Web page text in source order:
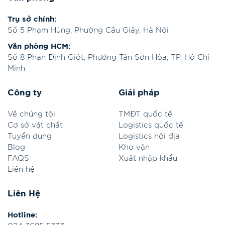
Trụ sở chính:
Số 5 Phạm Hùng, Phường Cầu Giấy, Hà Nội
Văn phòng HCM:
Số 8 Phan Đình Giót, Phường Tân Sơn Hòa, TP. Hồ Chí
Minh
Liên Hệ
Hotline:
Công ty
Về chúng tôi
Cơ sở vật chất
Tuyển dụng
Blog
FAQS
Liên hệ
Giải pháp
TMĐT quốc tế
Logistics quốc tế
Logistics nội địa
Kho vận
Xuất nhập khẩu